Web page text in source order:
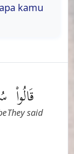
kamu
قَالُوا۟
They said